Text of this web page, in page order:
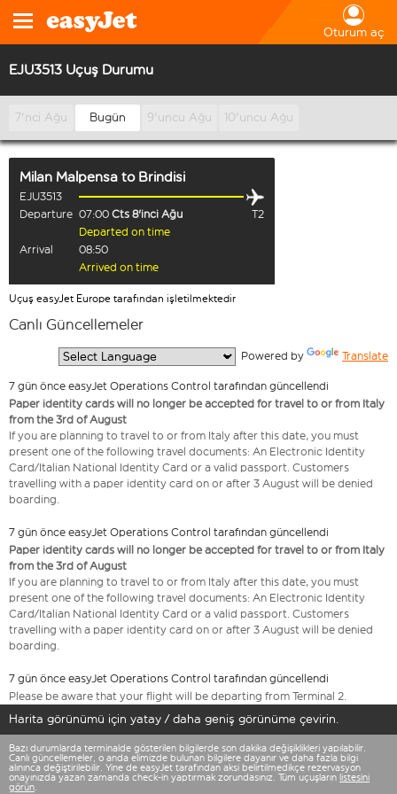
Oturum aç
EJU3513 Uçuş Durumu
7'nci Ağu Bugün 9'uncu Ağu 10'uncu Ağu
Milan Malpensa to Brindisi
EJU3513
Departure 07:00 Cts 8'inci Ağu
T2
Departed on time
Arrival
08:50
Arrived on time
Uçuş easyJet Europe tarafından işletilmektedir
Canlı Güncellemeler
Powered by Translate
7 gün önce easyJet Operations Control tarafından güncellendi
Paper identity cards will no longer be accepted for travel to or from Italy
from the 3rd of August
If you are planning to travel to or from Italy after this date, you must
present one of the following travel documents: An Electronic Identity
Card/Italian National Identity Card or a valid passport. Customers
travelling with a paper identity card on or after 3 August will be denied
boarding.
7 gün önce easyJet Operations Control tarafından güncellendi
Paper identity cards will no longer be accepted for travel to or from Italy
from the 3rd of August
If you are planning to travel to or from Italy after this date, you must
present one of the following travel documents: An Electronic Identity
Card/Italian National Identity Card or a valid passport. Customers
travelling with a paper identity card on or after 3 August will be denied
boarding.
7 gün önce easyJet Operations Control tarafından güncellendi
Please be aware that your flight will be departing from Terminal 2.
Harita görünümü için yatay / daha geniş görünüme çevirin.
Bazı durumlarda terminalde gösterilen bilgilerde son dakika değişiklikleri yapılabilir.
Canlı güncellemeler, o anda elimizde bulunan bilgilere dayanır ve daha fazla bilgi
alınınca değiştirilebilir. Yine de easyJet tarafından aksi belirtilmedikçe rezervasyon
onayınızda yazan zamanda check-in yaptırmak zorundasınız. Tüm uçuşların listesini
görün.